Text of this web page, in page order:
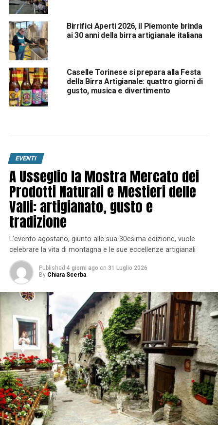
Birrifici Aperti 2026, il Piemonte brinda
ai 30 anni della birra artigianale italiana
Caselle Torinese si prepara alla Festa
della Birra Artigianale: quattro giorni di
gusto, musica e divertimento
EVENTI
A Usseglio la Mostra Mercato dei
Prodotti Naturali e Mestieri delle
Valli: artigianato, gusto e
tradizione
L’evento agostano, giunto alle sua 30esima edizione, vuole
celebrare la vita di montagna e le sue eccellenze artigianali
Published 4 giorni ago on 31 Luglio 2026
By Chiara Scerba